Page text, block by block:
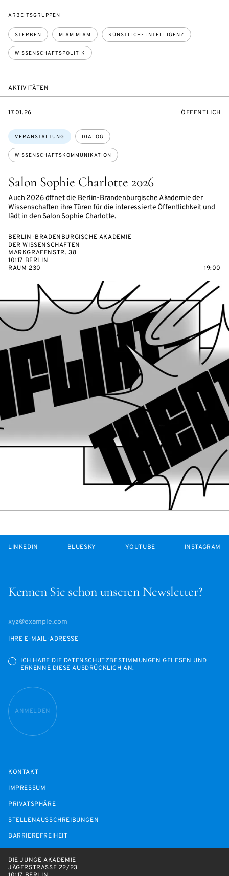
ARBEITSGRUPPEN
STERBEN MIAM MIAM KÜNSTLICHE INTELLIGENZ
WISSENSCHAFTSPOLITIK
AKTIVITÄTEN
Salon Sophie Charlotte 2026
Auch 2026 öffnet die Berlin-Brandenburgische Akademie der
Wissenschaften ihre Türen für die interessierte Öffentlichkeit und
lädt in den Salon Sophie Charlotte.
Themen:
VERANSTALTUNG DIALOG
WISSENSCHAFTSKOMMUNIKATION
EVENTBEGINSON
17.01.26 ÖFFENTLICH
BERLIN-BRADENBURGISCHE AKADEMIE
DER WISSENSCHAFTEN
MARKGRAFENSTR. 38
10117 BERLIN
RAUM 230
19:00
Kennen Sie schon unseren Newsletter?
IHRE E-MAIL-ADRESSE
ICH HABE DIEDATENSCHUTZBESTIMMUNGENGELESEN UND
ERKENNE DIESE AUSDRÜCKLICH AN.
ANMELDEN
LINKEDIN BLUESKY YOUTUBE INSTAGRAM
KONTAKT
IMPRESSUM
PRIVATSPHÄRE
STELLENAUSSCHREIBUNGEN
BARRIEREFREIHEIT
DIE JUNGE AKADEMIE
JÄGERSTRASSE 22/23